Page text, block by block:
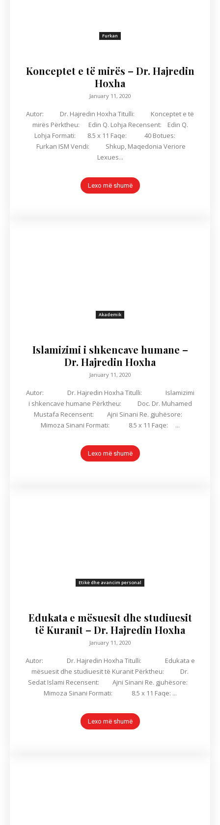
Furkan
Konceptet e të mirës – Dr. Hajredin
Hoxha
January 11, 2020
Autor: Dr. Hajredin Hoxha Titulli: Konceptet e të
mirës Përktheu: Edin Q. Lohja Recensent: Edin Q.
Lohja Formati: 8.5 x 11 Faqe: 40 Botues:
Furkan ISM Vendi: Shkup, Maqedonia Veriore
Lexues...
Lexo më shumë
Akademik
Islamizimi i shkencave humane –
Dr. Hajredin Hoxha
January 11, 2020
Autor: Dr. Hajredin Hoxha Titulli: Islamizimi
i shkencave humane Përktheu: Doc. Dr. Muhamed
Mustafa Recensent: Ajni Sinani Re. gjuhësore:
Mimoza Sinani Formati: 8.5 x 11 Faqe: ...
Lexo më shumë
Etikë dhe avancim personal
Edukata e mësuesit dhe studiuesit
të Kuranit – Dr. Hajredin Hoxha
January 11, 2020
Autor: Dr. Hajredin Hoxha Titulli: Edukata e
mësuesit dhe studiuesit të Kuranit Përktheu: Dr.
Sedat Islami Recensent: Ajni Sinani Re. gjuhësore:
Mimoza Sinani Formati: 8.5 x 11 Faqe: ...
Lexo më shumë